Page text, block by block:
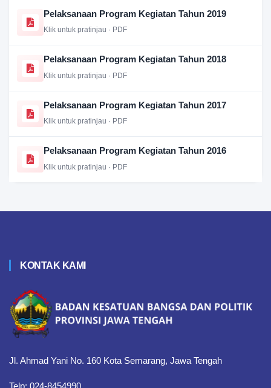
Pelaksanaan Program Kegiatan Tahun 2019
Klik untuk pratinjau · PDF
Pelaksanaan Program Kegiatan Tahun 2018
Klik untuk pratinjau · PDF
Pelaksanaan Program Kegiatan Tahun 2017
Klik untuk pratinjau · PDF
Pelaksanaan Program Kegiatan Tahun 2016
Klik untuk pratinjau · PDF
KONTAK KAMI
Jl. Ahmad Yani No. 160 Kota Semarang, Jawa Tengah
Telp: 024-8454990